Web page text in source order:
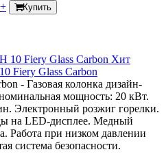
+ Купить
Хит
Fiery Glass Carbon
- Газовая колонка дизайн-
мощность: 20 кВт.
Электронный розжиг горелки.
на LED-дисплее. Медный
Работа при низком давлении
система безопасности.